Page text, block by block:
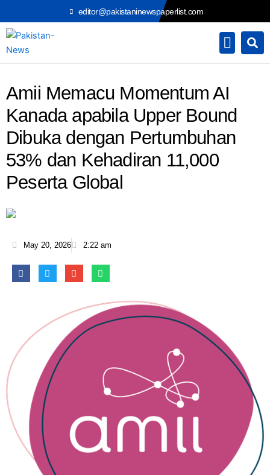
to
content
editor@pakistaninewspaperlist.com
Amii Memacu Momentum AI
Kanada apabila Upper Bound
Dibuka dengan Pertumbuhan
53% dan Kehadiran 11,000
Peserta Global
May 20, 2026 2:22 am